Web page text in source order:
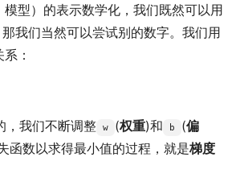
型）的表示数学化，我们既然可以用
我们当然可以尝试别的数字。我们用
：
，我们不断调整 w (权重)和 b (偏
函数以求得最小值的过程，就是梯度